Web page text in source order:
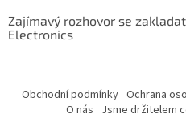
Zajímavý rozhovor se
Electronics
Obchodní podmínky Ochrana
O nás Jsme držitelem